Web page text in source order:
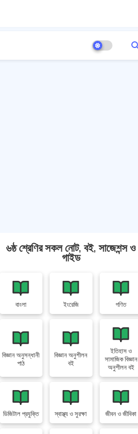
৬ষ্ঠ শ্রেণির সকল নোট, বই, সাজেশন্স ও
গাইড
বাংলা ইংরেজি গণিত
বিজ্ঞান অনুসন্ধানী
পাঠ
বিজ্ঞান অনুশীলন
বই
ইতিহাস ও
সামাজিক বিজ্ঞান
অনুশীলন বই
ডিজিটাল প্রযুক্তি স্বাস্থ্য ও সুরক্ষা জীবন ও জীবিকা